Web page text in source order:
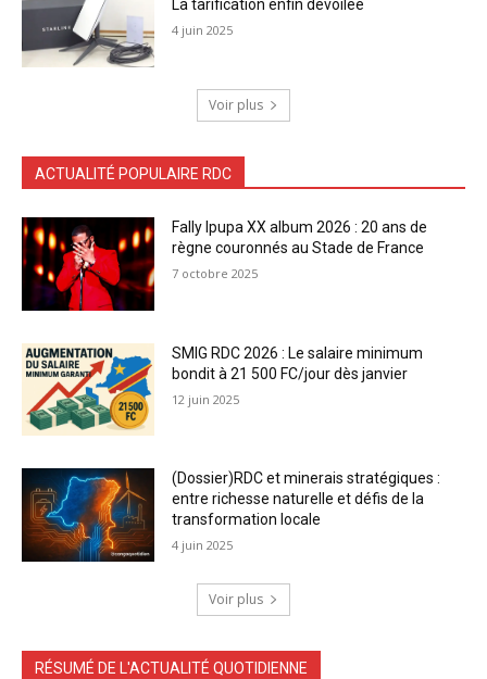
La tarification enfin dévoilée
4 juin 2025
Voir plus
ACTUALITÉ POPULAIRE RDC
Fally Ipupa XX album 2026 : 20 ans de
règne couronnés au Stade de France
7 octobre 2025
SMIG RDC 2026 : Le salaire minimum
bondit à 21 500 FC/jour dès janvier
12 juin 2025
(Dossier)RDC et minerais stratégiques :
entre richesse naturelle et défis de la
transformation locale
4 juin 2025
Voir plus
RÉSUMÉ DE L'ACTUALITÉ QUOTIDIENNE